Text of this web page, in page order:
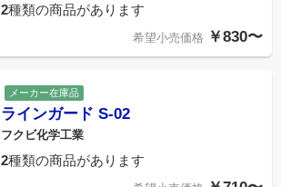
2種類の商品があります
希望小売価格 ￥830〜
メーカー在庫品
ラインガード S-02
フクビ化学工業
2種類の商品があります